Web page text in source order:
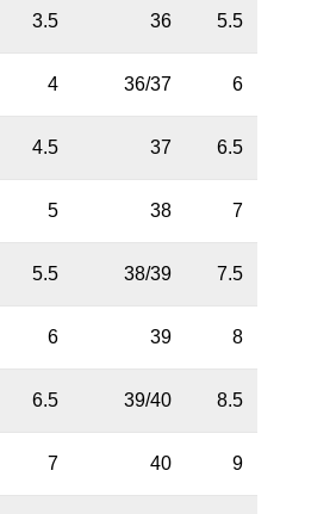
5.5
36
3.5
6
36/37
4
6.5
37
4.5
7
38
5
7.5
38/39
5.5
8
39
6
8.5
39/40
6.5
9
40
7